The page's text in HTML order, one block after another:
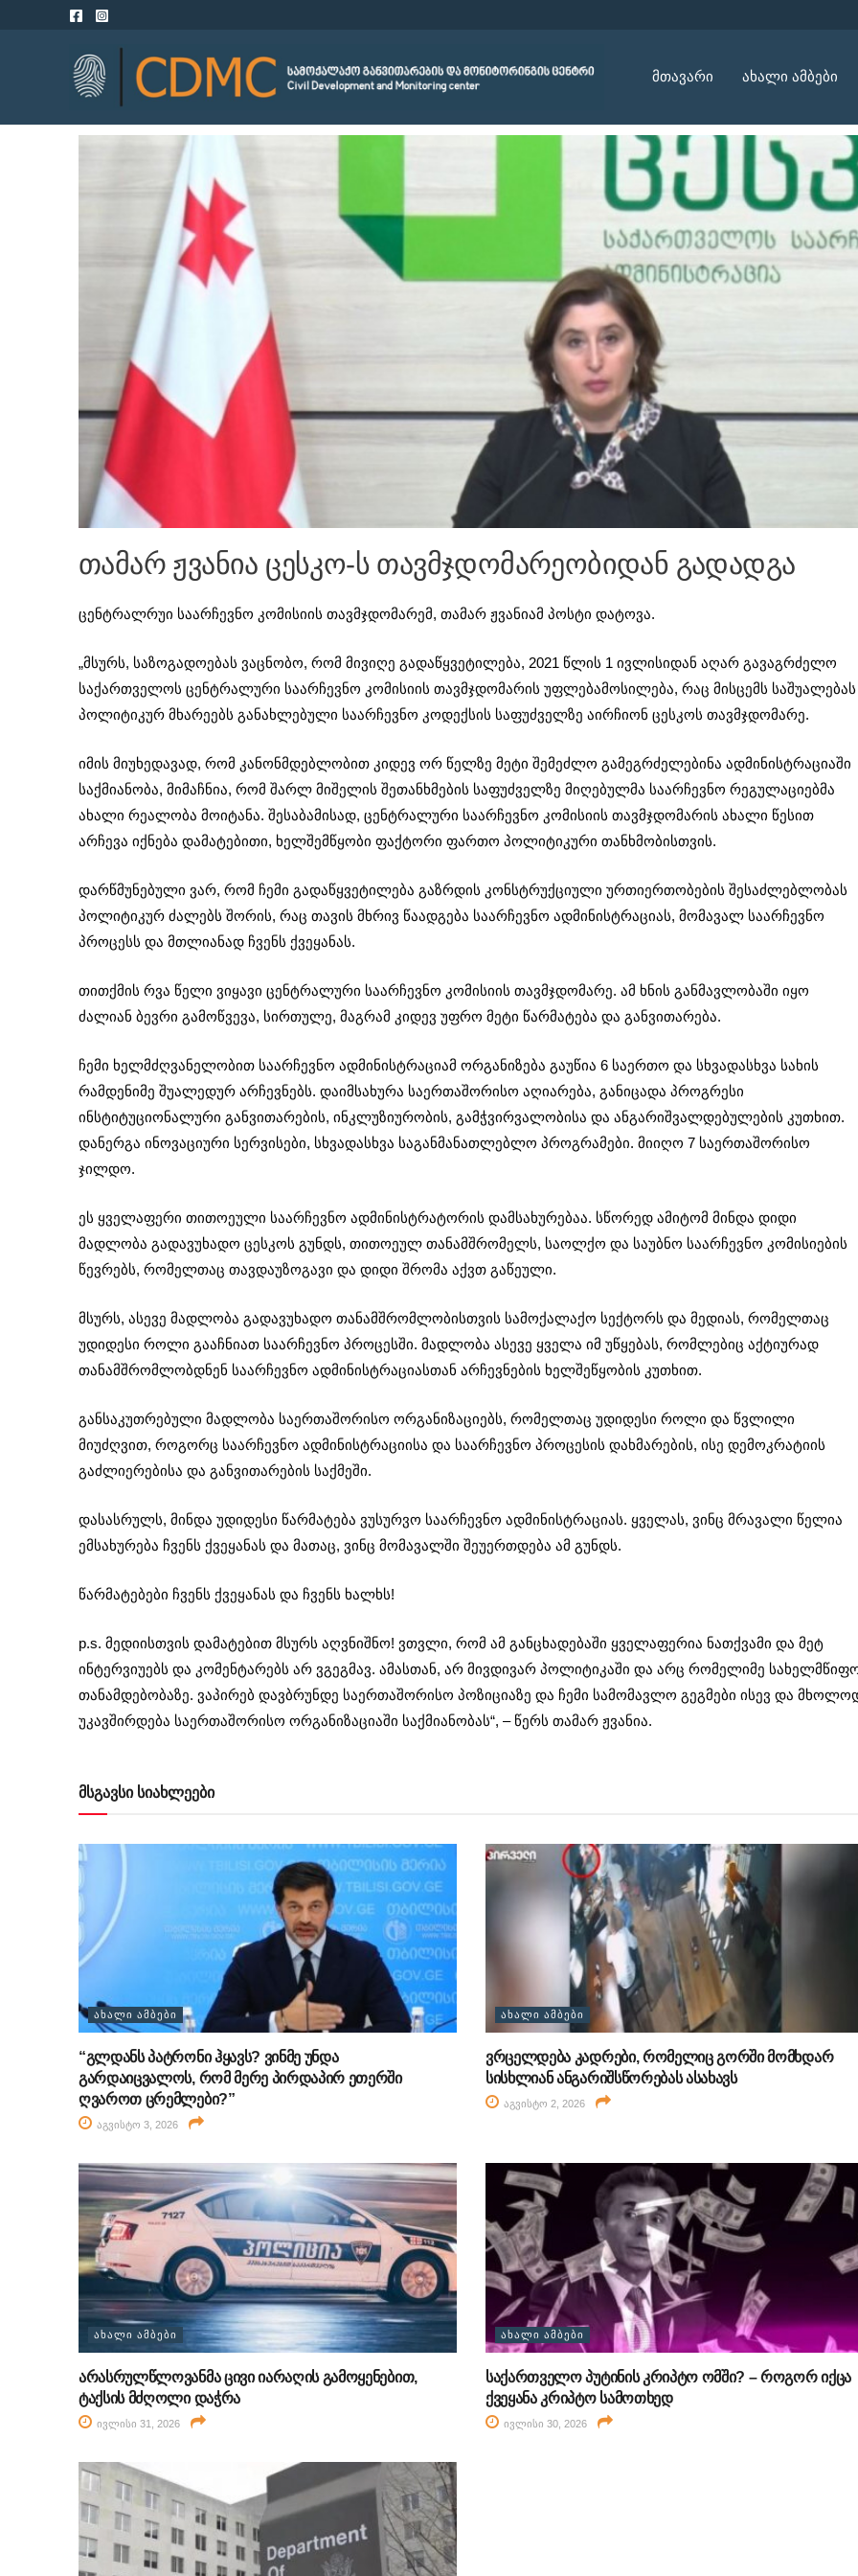
მთავარი ახალი ამბები
თამარ ჟვანია ცესკო-ს თავმჯდომარეობიდან გადადგა
ცენტრალრუი საარჩევნო კომისიის თავმჯდომარემ, თამარ ჟვანიამ პოსტი დატოვა.
„მსურს, საზოგადოებას ვაცნობო, რომ მივიღე გადაწყვეტილება, 2021 წლის 1 ივლისიდან აღარ გავაგრძელო
საქართველოს ცენტრალური საარჩევნო კომისიის თავმჯდომარის უფლებამოსილება, რაც მისცემს საშუალებას
პოლიტიკურ მხარეებს განახლებული საარჩევნო კოდექსის საფუძველზე აირჩიონ ცესკოს თავმჯდომარე.
იმის მიუხედავად, რომ კანონმდებლობით კიდევ ორ წელზე მეტი შემეძლო გამეგრძელებინა ადმინისტრაციაში
საქმიანობა, მიმაჩნია, რომ შარლ მიშელის შეთანხმების საფუძველზე მიღებულმა საარჩევნო რეგულაციებმა
ახალი რეალობა მოიტანა. შესაბამისად, ცენტრალური საარჩევნო კომისიის თავმჯდომარის ახალი წესით
არჩევა იქნება დამატებითი, ხელშემწყობი ფაქტორი ფართო პოლიტიკური თანხმობისთვის.
დარწმუნებული ვარ, რომ ჩემი გადაწყვეტილება გაზრდის კონსტრუქციული ურთიერთობების შესაძლებლობას
პოლიტიკურ ძალებს შორის, რაც თავის მხრივ წაადგება საარჩევნო ადმინისტრაციას, მომავალ საარჩევნო
პროცესს და მთლიანად ჩვენს ქვეყანას.
თითქმის რვა წელი ვიყავი ცენტრალური საარჩევნო კომისიის თავმჯდომარე. ამ ხნის განმავლობაში იყო
ძალიან ბევრი გამოწვევა, სირთულე, მაგრამ კიდევ უფრო მეტი წარმატება და განვითარება.
ჩემი ხელმძღვანელობით საარჩევნო ადმინისტრაციამ ორგანიზება გაუწია 6 საერთო და სხვადასხვა სახის
რამდენიმე შუალედურ არჩევნებს. დაიმსახურა საერთაშორისო აღიარება, განიცადა პროგრესი
ინსტიტუციონალური განვითარების, ინკლუზიურობის, გამჭვირვალობისა და ანგარიშვალდებულების კუთხით.
დანერგა ინოვაციური სერვისები, სხვადასხვა საგანმანათლებლო პროგრამები. მიიღო 7 საერთაშორისო
ჯილდო.
ეს ყველაფერი თითოეული საარჩევნო ადმინისტრატორის დამსახურებაა. სწორედ ამიტომ მინდა დიდი
მადლობა გადავუხადო ცესკოს გუნდს, თითოეულ თანამშრომელს, საოლქო და საუბნო საარჩევნო კომისიების
წევრებს, რომელთაც თავდაუზოგავი და დიდი შრომა აქვთ გაწეული.
მსურს, ასევე მადლობა გადავუხადო თანამშრომლობისთვის სამოქალაქო სექტორს და მედიას, რომელთაც
უდიდესი როლი გააჩნიათ საარჩევნო პროცესში. მადლობა ასევე ყველა იმ უწყებას, რომლებიც აქტიურად
თანამშრომლობდნენ საარჩევნო ადმინისტრაციასთან არჩევნების ხელშეწყობის კუთხით.
განსაკუთრებული მადლობა საერთაშორისო ორგანიზაციებს, რომელთაც უდიდესი როლი და წვლილი
მიუძღვით, როგორც საარჩევნო ადმინისტრაციისა და საარჩევნო პროცესის დახმარების, ისე დემოკრატიის
გაძლიერებისა და განვითარების საქმეში.
დასასრულს, მინდა უდიდესი წარმატება ვუსურვო საარჩევნო ადმინისტრაციას. ყველას, ვინც მრავალი წელია
ემსახურება ჩვენს ქვეყანას და მათაც, ვინც მომავალში შეუერთდება ამ გუნდს.
წარმატებები ჩვენს ქვეყანას და ჩვენს ხალხს!
p.s. მედიისთვის დამატებით მსურს აღვნიშნო! ვთვლი, რომ ამ განცხადებაში ყველაფერია ნათქვამი და მეტ
ინტერვიუებს და კომენტარებს არ ვგეგმავ. ამასთან, არ მივდივარ პოლიტიკაში და არც რომელიმე
თანამდებობაზე. ვაპირებ დავბრუნდე საერთაშორისო პოზიციაზე და ჩემი სამომავლო გეგმები ისევ და
უკავშირდება საერთაშორისო ორგანიზაციაში საქმიანობას“, – წერს თამარ ჟვანია.
მსგავსი სიახლეები
ᲐᲮᲐᲚᲘ ᲐᲛᲑᲔᲑᲘ
“გლდანს პატრონი ჰყავს? ვინმე უნდა
გარდაიცვალოს, რომ მერე პირდაპირ ეთერში
ღვაროთ ცრემლები?”
აგვისტო 3, 2026
ᲐᲮᲐᲚᲘ ᲐᲛᲑᲔᲑᲘ
ვრცელდება კადრები, რომელიც გორში მომხდარ
სისხლიან ანგარიშსწორებას ასახავს
აგვისტო 2, 2026
ᲐᲮᲐᲚᲘ ᲐᲛᲑᲔᲑᲘ
არასრულწლოვანმა ცივი იარაღის გამოყენებით,
ტაქსის მძღოლი დაჭრა
ივლისი 31, 2026
ᲐᲮᲐᲚᲘ ᲐᲛᲑᲔᲑᲘ
საქართველო პუტინის კრიპტო ომში? – როგორ იქცა
ქვეყანა კრიპტო სამოთხედ
ივლისი 30, 2026